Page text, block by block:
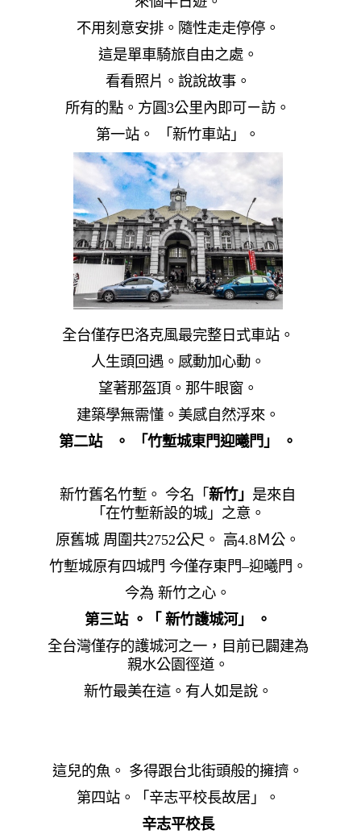
不用刻意安排。隨性走走停停。
這是單車騎旅自由之處。
看看照片。說說故事。
所有的點。方圓3公里內即可ㄧ訪。
第一站。 「新竹車站」。
全台僅存巴洛克風最完整日式車站。
人生頭回遇。感動加心動。
望著那盔頂。那牛眼窗。
建築學無需懂。美感自然浮來。
第二站 。 「竹塹城東門迎曦門」 。
新竹舊名竹塹。 今名「新竹」 是來自
「在竹塹新設的城」之意。
原舊城 周圍共2752公尺。 高4.8 Ｍ公。
竹塹城原有四城門 今僅存東門–迎曦門。
今為 新竹之心。
第三站 。「 新竹護城河」 。
全台灣僅存的護城河之一，目前已闢建為
親水公園徑道。
新竹最美在這。有人如是說。
這兒的魚。 多得跟台北街頭般的擁擠。
第四站。「辛志平校長故居」。
辛志平校長